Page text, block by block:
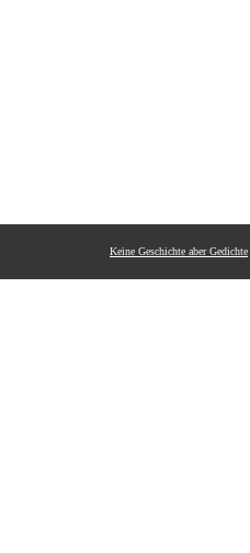
Keine Geschichte aber Gedichte